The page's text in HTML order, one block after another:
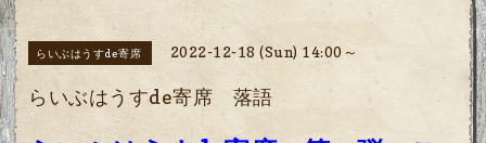
らいぶはうすde寄席 2022-12-18 (Sun) 14:00～
らいぶはうすde寄席 落語